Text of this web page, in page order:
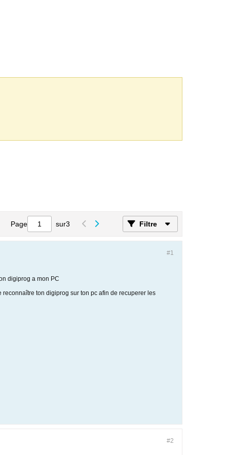
Page sur3 Filtre
#1
digiprog a mon PC
ton digiprog sur ton pc afin de recuperer les
#2